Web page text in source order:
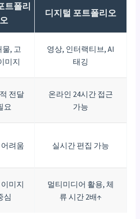
트폴리
오
디지털 포트폴리오
물, 고
미지
영상, 인터랙티브, AI
태깅
전달
요
온라인 24시간 접근
가능
려움 실시간 편집 가능
미지
심
멀티미디어 활용, 체
류 시간 2배↑